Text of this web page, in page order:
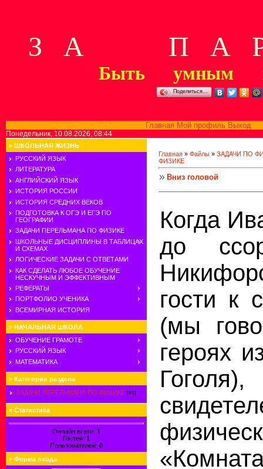
З А П А Р
Быть умным
Поделиться…
Главная Мой профиль Выход
Понедельник, 10.08.2026, 08:44
» ШКОЛЬНАЯ ЖИЗНЬ
РУССКИЙ ЯЗЫК
ЛИТЕРАТУРА
АНГЛИЙСКИЙ ЯЗЫК
ИСТОРИЯ РОССИИ
ИСТОРИЯ СРЕДНИХ ВЕКОВ
ПОДГОТОВКА К ОГЭ И ЕГЭ ПО
ГЕОГРАФИИ
ЗАДАЧИ ПЕРЕЛЬМАНА ПО ФИЗИКЕ
ШКОЛЬНЫЕ ДИСЦИПЛИНЫ В ТАБЛИЦАХ
И СХЕМАХ
ЛОГИЧЕСКИЕ ЗАДАЧИ С ОТВЕТАМИ
КАК СДЕЛАТЬ ЛЮБОЕ ОБУЧЕНИЕ
НЕСКУЧНЫМ И ЭФФЕКТИВНЫМ
РЕФЕРАТЫ
ПОРТФОЛИО УЧЕНИКА
ВСЕМИРНАЯ ИСТОРИЯ
» НАЧАЛЬНАЯ ШКОЛА
ОБУЧЕНИЕ ГРАМОТЕ
РУССКИЙ ЯЗЫК
МАТЕМАТИКА
» Категории раздела
ЗАДАЧИ ПЕРЕЛЬМАНА ПО ФИЗИКЕ [81]
» Статистика
Онлайн всего: 1
Гостей: 1
Пользователей: 0
» Форма входа
Главная » Файлы » ЗАДАЧИ ПО
ФИЗИКЕ
Вниз головой
Когда
до
гости к
(мы
героях